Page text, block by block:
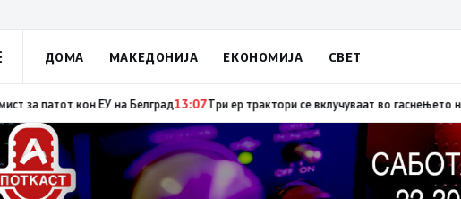
ДОМА МАКЕДОНИЈА ЕКОНОМИЈА СВЕТ
на украинскиот претседател на Србија: Вучиќ му рече на Зеленски дека не е